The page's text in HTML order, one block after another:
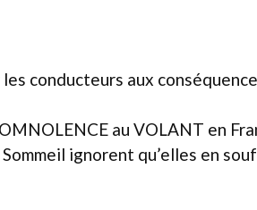
conducteurs aux
au VOLANT en
ignorent qu’elles en